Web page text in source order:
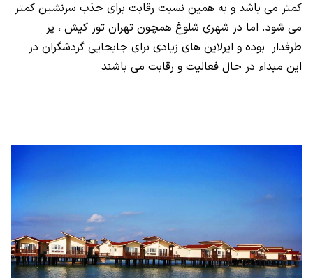
کمتر می باشد و به همین نسبت رقابت برای جذب سرنشین کمتر
می شود. اما در شهری شلوغ همچون تهران تور کیش ، پر
طرفدار بوده و ایرلاین های زیادی برای جابجایی گردشگران در
این مبداء در حال فعالیت و رقابت می باشند